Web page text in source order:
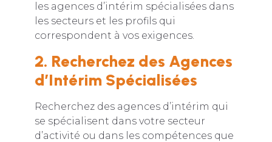
les agences d’intérim spécialisées dans
les secteurs et les profils qui
correspondent à vos exigences.
2. Recherchez des Agences
d’Intérim Spécialisées
Recherchez des agences d’intérim qui
se spécialisent dans votre secteur
d’activité ou dans les compétences que